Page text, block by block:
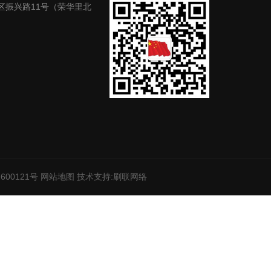
振兴路11号（荣华里北
号 网站地图 技术支持:刷联网络